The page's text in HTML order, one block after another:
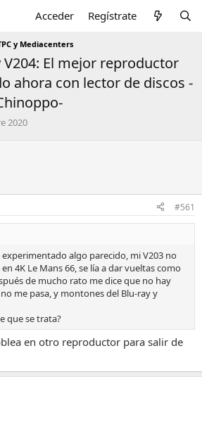
Acceder Regístrate
y Mediacenters
V204: El mejor reproductor
ahora con lector de discos -
2020
#561
algo parecido, mi V203 no
4K Le Mans 66, se lía a dar vueltas como
de mucho rato me dice que no hay
me pasa, y montones del Blu-ray y
que se trata?
en otro reproductor para salir de